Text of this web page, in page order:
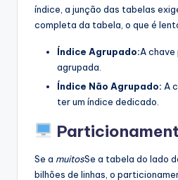
índice, a junção das tabelas
completa da tabela, o que é
Índice Agrupado:A
agrupada.
Índice Não Agrupado: A
ter um índice dedicado.
Se a muitosSe a tabela do lado
bilhões de linhas, o